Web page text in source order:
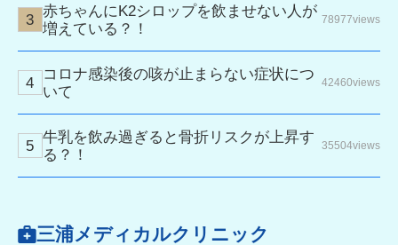
赤ちゃんにK2シロップを飲ませない人が
増えている？！
78977views
コロナ感染後の咳が止まらない症状につ
いて
42460views
牛乳を飲み過ぎると骨折リスクが上昇す
る？！
35504views
三浦メディカルクリニック